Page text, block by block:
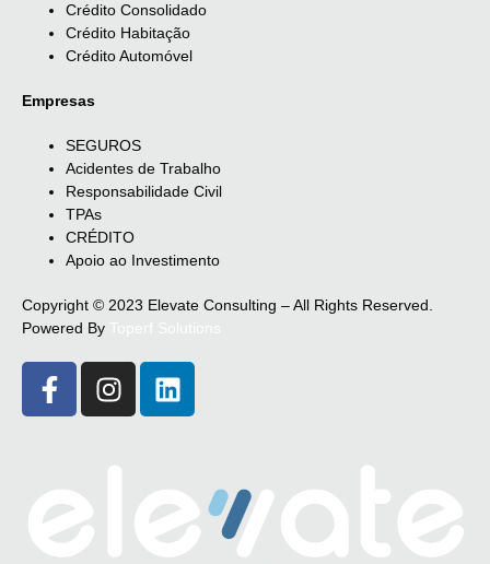
Crédito Consolidado
Crédito Habitação
Crédito Automóvel
Empresas
SEGUROS
Acidentes de Trabalho
Responsabilidade Civil
TPAs
CRÉDITO
Apoio ao Investimento
Copyright © 2023 Elevate Consulting – All Rights Reserved.
Powered By